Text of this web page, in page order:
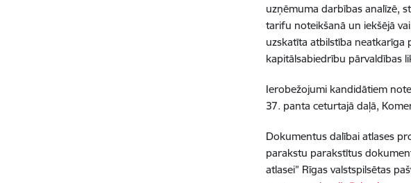
uzņēmuma darbības analīzē,
tarifu noteikšanā un iekšējā
uzskatīta atbilstība neatkarīga
kapitālsabiedrību pārvaldības
Ierobežojumi kandidātiem
37. panta ceturtajā daļā,
Dokumentus dalībai atlases
parakstu parakstītus
atlasei” Rīgas valstspilsētas